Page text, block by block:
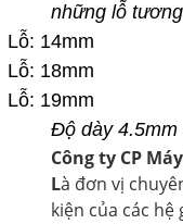
những lỗ
Lỗ: 14mm
Lỗ: 18mm
Lỗ: 19mm
Độ dày 4.5mm
Công ty CP
Là đơn vị
kiện của các